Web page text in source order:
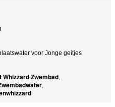
voor Jonge geitjes
Zwembad,
,